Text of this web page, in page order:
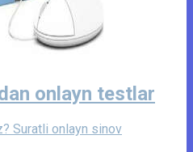
onlayn testlar